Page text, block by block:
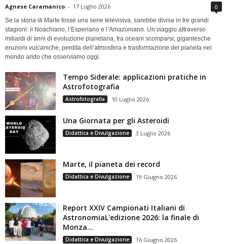
Agnese Caramanico - 17 Luglio 2026 0
Se la storia di Marte fosse una serie televisiva, sarebbe divisa in tre grandi
stagioni: il Noachiano, l’Esperiano e l’Amazoniano. Un viaggio attraverso
miliardi di anni di evoluzione planetaria, tra oceani scomparsi, gigantesche
eruzioni vulcaniche, perdita dell’atmosfera e trasformazione del pianeta nel
mondo arido che osserviamo oggi.
Tempo Siderale: applicazioni pratiche in
Astrofotografia
Astrofotografia 10 Luglio 2026
Una Giornata per gli Asteroidi
Didattica e Divulgazione 3 Luglio 2026
Marte, il pianeta dei record
Didattica e Divulgazione 19 Giugno 2026
Report XXIV Campionati Italiani di
AstronomiaL'edizione 2026: la finale di
Monza...
Didattica e Divulgazione
16 Giugno 2026